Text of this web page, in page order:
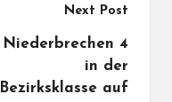
Next Post
Niederbrechen 4
in der
Bezirksklasse auf